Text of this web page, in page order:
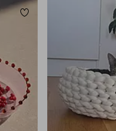
Zu Favoriten hinzufügen